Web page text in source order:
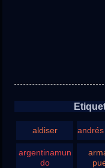
aldiser
argentinamun
do